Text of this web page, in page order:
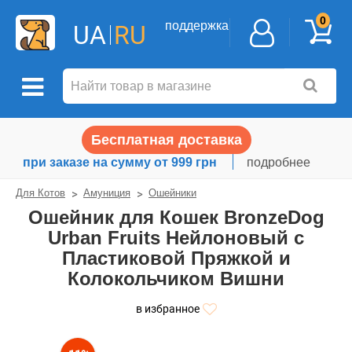
UA RU поддержка 0
Бесплатная доставка
при заказе на сумму от 999 грн подробнее
Для Котов Амуниция Ошейники
Ошейник для Кошек BronzeDog
Urban Fruits Нейлоновый с
Пластиковой Пряжкой и
Колокольчиком Вишни
в избранное